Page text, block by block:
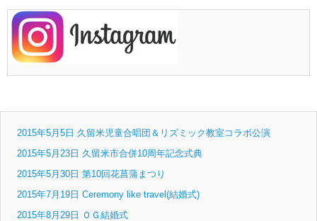
2015年5月5日 久留米児童合唱団＆リズミック教室コラボ公演
2015年5月23日 久留米市合併10周年記念式典
2015年5月30日 第10回花菖蒲まつり
2015年7月19日 Ceremony like travel(結婚式)
2015年8月29日 ＯＧ結婚式